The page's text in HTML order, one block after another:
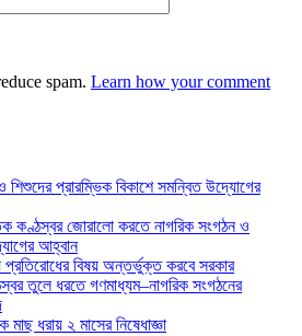
spam. Learn how your comment
শিশুদের প্রারম্ভিক বিকাশে সমন্বিত উদ্যোগের
কণ্ঠস্বর জোরালো করতে নাগরিক সংগঠন ও
আহ্বান
প্রতিরোধের বিষয় অন্তর্ভুক্ত করবে সরকার
তুলে ধরতে গণমাধ্যম–নাগরিক সংগঠনের
ধরায় ২ মাসের নিষেধাজ্ঞা